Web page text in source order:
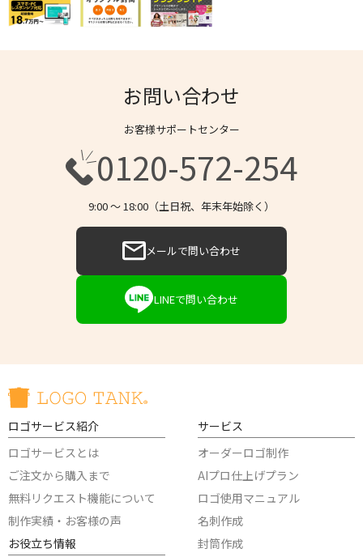
お問い合わせ
お客様サポートセンター
0120-572-254
9:00 〜 18:00（土日祝、年末年始除く）
メールで問い合わせ
LINEで問い合わせ
ロゴサービス紹介
ロゴサービスとは
ご注文から購入まで
無料リクエスト機能について
制作実績・お客様の声
お役立ち情報
サービス
オーダーロゴ制作
AIプロ仕上げプラン
ロゴ使用マニュアル
名刺作成
封筒作成